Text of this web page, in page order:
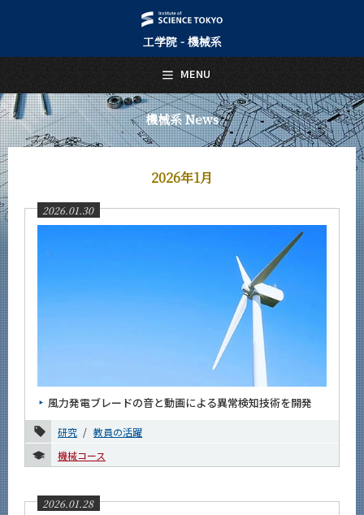
工学院 - 機械系
機械系 News
2026年1月
2026.01.30
風力発電ブレードの音と動画による異常検知技術を開発
研究
教員の活躍
機械コース
2026.01.28
MENU
日本語 English
トップページ
Top Page
機械系について
About Us
教員・研究室
News 一覧
カテゴリ別
課程別
月別